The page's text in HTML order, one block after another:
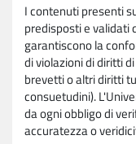
I contenuti presenti
predisposti e validati
garantiscono la
di violazioni di diritti
brevetti o altri diritti
consuetudini).
da ogni obbligo di
accuratezza o